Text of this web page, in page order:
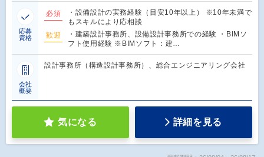
応募
資格
必須
・設備設計の実務経験（目安10年以上） ※10年未満で
もスキルにより応相談
歓迎
・建築設計事務所、設備設計事務所での経験 ・BIMソ
フト使用経験 ※BIMソフト：建…
会社
概要
設計事務所（構造設計事務所）、総合エンジニアリング会社
気になる 詳細を見る